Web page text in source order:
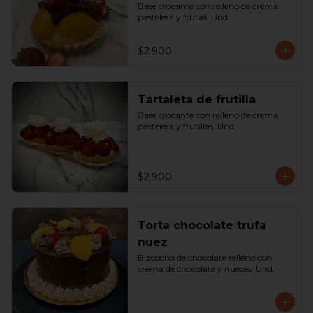
Base crocante con relleno de crema
pastelera y frutas. Und.
$2.900
Tartaleta de frutilla
Base crocante con relleno de crema
pastelera y frutillas. Und.
$2.900
Torta chocolate trufa
nuez
Bizcocho de chocolate relleno con
crema de chocolate y nueces. Und.